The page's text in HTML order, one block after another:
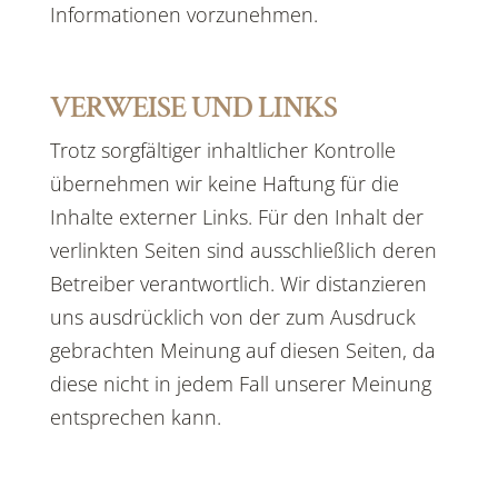
Informationen vorzunehmen.
VERWEISE UND LINKS
Trotz sorgfältiger inhaltlicher Kontrolle
übernehmen wir keine Haftung für die
Inhalte externer Links. Für den Inhalt der
verlinkten Seiten sind ausschließlich deren
Betreiber verantwortlich. Wir distanzieren
uns ausdrücklich von der zum Ausdruck
gebrachten Meinung auf diesen Seiten, da
diese nicht in jedem Fall unserer Meinung
entsprechen kann.